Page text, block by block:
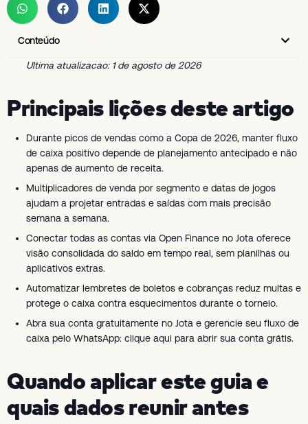
Conteúdo
Ultima atualizacao: 1 de agosto de 2026
Principais lições deste artigo
Durante picos de vendas como a Copa de 2026, manter fluxo
de caixa positivo depende de planejamento antecipado e não
apenas de aumento de receita.
Multiplicadores de venda por segmento e datas de jogos
ajudam a projetar entradas e saídas com mais precisão
semana a semana.
Conectar todas as contas via Open Finance no Jota oferece
visão consolidada do saldo em tempo real, sem planilhas ou
aplicativos extras.
Automatizar lembretes de boletos e cobranças reduz multas e
protege o caixa contra esquecimentos durante o torneio.
Abra sua conta gratuitamente no Jota e gerencie seu fluxo de
caixa pelo WhatsApp: clique aqui para abrir sua conta grátis.
Quando aplicar este guia e
quais dados reunir antes